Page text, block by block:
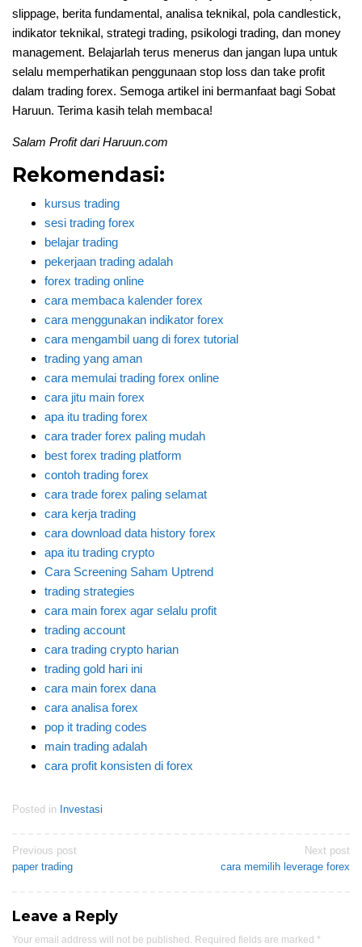
slippage, berita fundamental, analisa teknikal, pola candlestick,
indikator teknikal, strategi trading, psikologi trading, dan money
management. Belajarlah terus menerus dan jangan lupa untuk
selalu memperhatikan penggunaan stop loss dan take profit
dalam trading forex. Semoga artikel ini bermanfaat bagi Sobat
Haruun. Terima kasih telah membaca!
Salam Profit dari Haruun.com
Rekomendasi:
kursus trading
sesi trading forex
belajar trading
pekerjaan trading adalah
forex trading online
cara membaca kalender forex
cara menggunakan indikator forex
cara mengambil uang di forex tutorial
trading yang aman
cara memulai trading forex online
cara jitu main forex
apa itu trading forex
cara trader forex paling mudah
best forex trading platform
contoh trading forex
cara trade forex paling selamat
cara kerja trading
cara download data history forex
apa itu trading crypto
Cara Screening Saham Uptrend
trading strategies
cara main forex agar selalu profit
trading account
cara trading crypto harian
trading gold hari ini
cara main forex dana
cara analisa forex
pop it trading codes
main trading adalah
cara profit konsisten di forex
Posted in Investasi
Post
navigation
Previous post
paper trading
Next post
cara memilih leverage forex
Leave a Reply
Your email address will not be published. Required fields are marked *